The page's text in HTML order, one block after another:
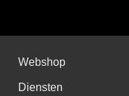
Webshop
Diensten